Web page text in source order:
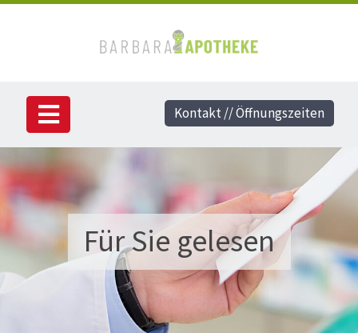
Für Sie gelesen
Kontakt // Öffnungszeiten